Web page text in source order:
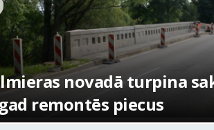
novadā turpina
remontēs piecus